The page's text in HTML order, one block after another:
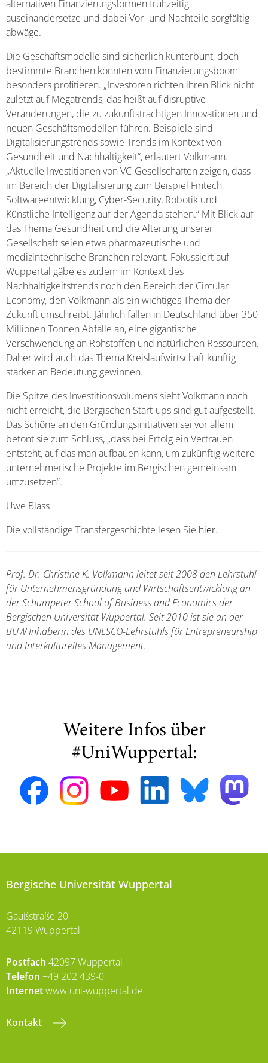
alternativen Finanzierungsformen frühzeitig
auseinandersetze und dabei Vor- und Nachteile sorgfältig
abwäge.
Die Geschäftsmodelle sind sicherlich kunterbunt, doch
bestimmte Branchen könnten vom Finanzierungsboom
besonders profitieren. „Investoren richten ihren Blick nicht
zuletzt auf Megatrends, das heißt auf disruptive
Veränderungen, die zu zukunftsträchtigen Innovationen und
neuen Geschäftsmodellen führen. Beispiele sind
Digitalisierungstrends sowie Trends im Kontext von
Gesundheit und Nachhaltigkeit“, erläutert Volkmann.
„Aktuelle Investitionen von VC-Gesellschaften zeigen, dass
im Bereich der Digitalisierung zum Beispiel Fintech,
Softwareentwicklung, Cyber-Security, Robotik und
Künstliche Intelligenz auf der Agenda stehen.“ Mit Blick auf
das Thema Gesundheit und die Alterung unserer
Gesellschaft seien etwa pharmazeutische und
medizintechnische Branchen relevant. Fokussiert auf
Wuppertal gäbe es zudem im Kontext des
Nachhaltigkeitstrends noch den Bereich der Circular
Economy, den Volkmann als ein wichtiges Thema der
Zukunft umschreibt. Jährlich fallen in Deutschland über 350
Millionen Tonnen Abfälle an, eine gigantische
Verschwendung an Rohstoffen und natürlichen Ressourcen.
Daher wird auch das Thema Kreislaufwirtschaft künftig
stärker an Bedeutung gewinnen.
Die Spitze des Investitionsvolumens sieht Volkmann noch
nicht erreicht, die Bergischen Start-ups sind gut aufgestellt.
Das Schöne an den Gründungsinitiativen sei vor allem,
betont sie zum Schluss, „dass bei Erfolg ein Vertrauen
entsteht, auf das man aufbauen kann, um zukünftig weitere
unternehmerische Projekte im Bergischen gemeinsam
umzusetzen“.
Uwe Blass
Die vollständige Transfergeschichte lesen Sie hier.
Prof. Dr. Christine K. Volkmann leitet seit 2008 den Lehrstuhl
für Unternehmensgründung und Wirtschaftsentwicklung an
der Schumpeter School of Business and Economics der
Bergischen Universität Wuppertal. Seit 2010 ist sie an der
BUW Inhaberin des UNESCO-Lehrstuhls für Entrepreneurship
und Interkulturelles Management.
Weitere Infos über
#UniWuppertal:
Bergische Universität Wuppertal
Gaußstraße 20
42119 Wuppertal
Postfach 42097 Wuppertal
Telefon +49 202 439-0
Internetwww.uni-wuppertal.de
Kontakt